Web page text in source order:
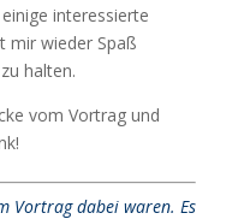
interessierte
mir wieder Spaß
halten.
vom Vortrag und
Vortrag dabei waren. Es